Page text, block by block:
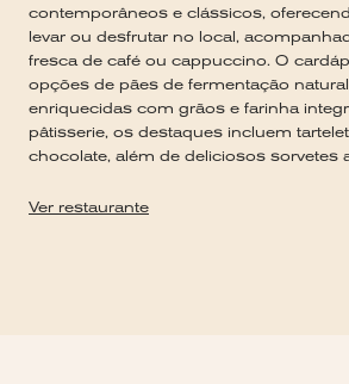
contemporâneos e clássicos,
levar ou desfrutar no local,
fresca de café ou cappuccino. O
opções de pães de fermentação
enriquecidas com grãos e farinha
pâtisserie, os destaques incluem
chocolate, além de deliciosos sorvetes
Ver restaurante